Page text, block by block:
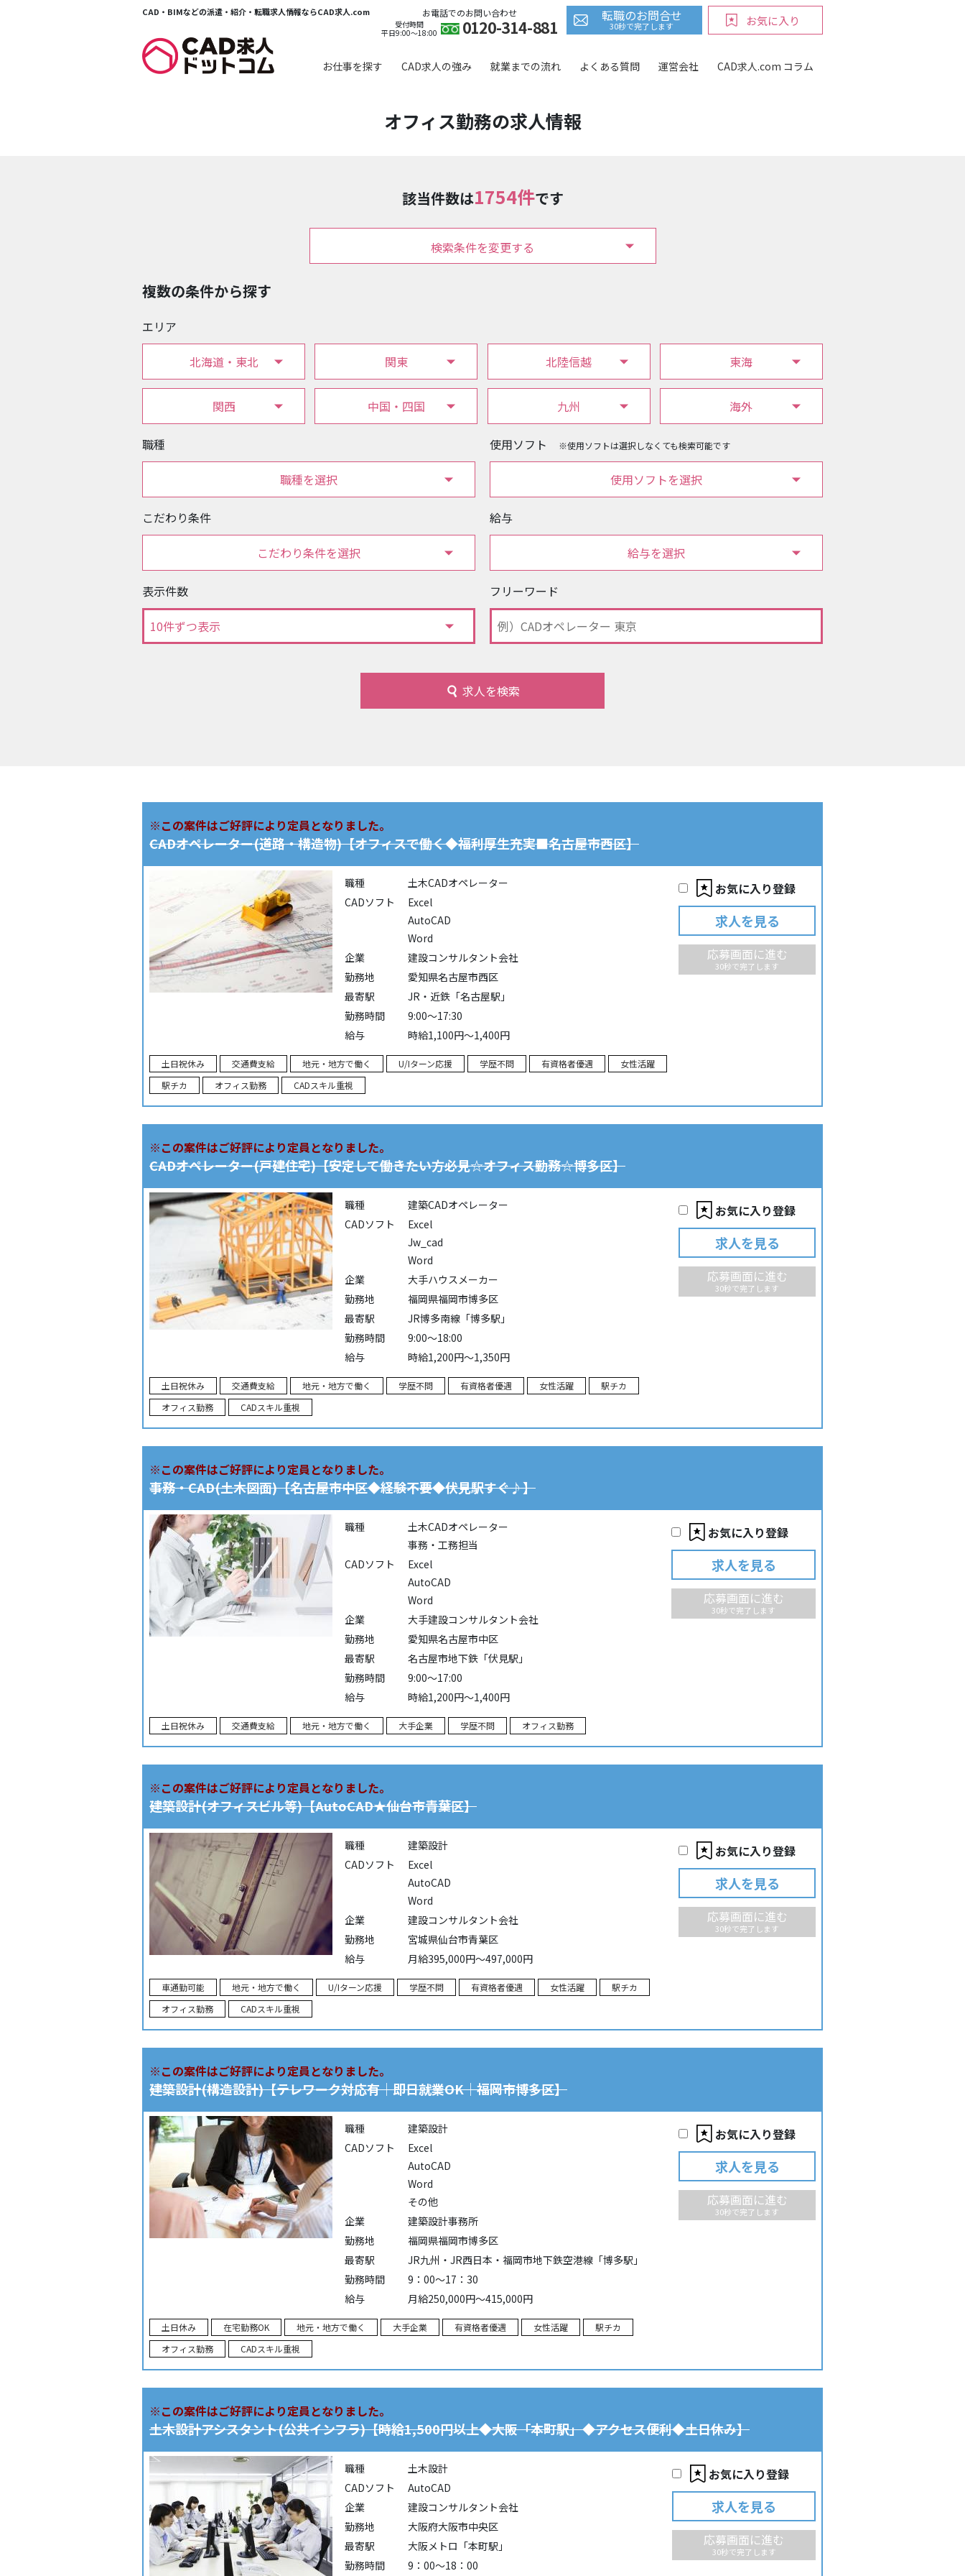
CAD・BIMなどの派遣・紹介・転職求人情報ならCAD求人.com お電話でのお問い合わせ
受付時間
平日9:00〜18:00
0120-314-881
転職のお問合せ
30秒で完了します お気に入り
お仕事を探す CAD求人の強み 就業までの流れ よくある質問 運営会社 CAD求人.com コラム
オフィス勤務の求人情報
該当件数は1754件です
検索条件を変更する
複数の条件から探す
エリア
北海道・東北 関東 北陸信越 東海
関西 中国・四国 九州 海外
職種
職種を選択
使用ソフト ※使用ソフトは選択しなくても検索可能です
使用ソフトを選択
こだわり条件
こだわり条件を選択
給与
給与を選択
表示件数 フリーワード
求人を検索
※この案件はご好評により定員となりました。
CADオペレーター(道路・構造物)【オフィスで働く◆福利厚生充実■名古屋市西区】
職種
土木CADオペレーター
CADソフト
Excel
AutoCAD
Word
企業
建設コンサルタント会社
勤務地
愛知県名古屋市西区
最寄駅
JR・近鉄「名古屋駅」
勤務時間
9:00～17:30
給与
時給1,100円～1,400円
土日祝休み 交通費支給 地元・地方で働く U/Iターン応援 学歴不問 有資格者優遇
女性活躍
駅チカ
オフィス勤務 CADスキル重視
お気に入り登録
求人を見る
応募画面に進む
30秒で完了します
※この案件はご好評により定員となりました。
CADオペレーター(戸建住宅)【安定して働きたい方必見☆オフィス勤務☆博多区】
職種
建築CADオペレーター
CADソフト
Excel
Jw_cad
Word
企業
大手ハウスメーカー
勤務地
福岡県福岡市博多区
最寄駅
JR博多南線「博多駅」
勤務時間
9:00～18:00
給与
時給1,200円～1,350円
土日祝休み 交通費支給 地元・地方で働く 学歴不問 有資格者優遇 女性活躍
駅チカ
オフィス勤務
CADスキル重視
お気に入り登録
求人を見る
応募画面に進む
30秒で完了します
※この案件はご好評により定員となりました。
事務・CAD(土木図面)【名古屋市中区◆経験不要◆伏見駅すぐ♪】
職種
土木CADオペレーター
事務・工務担当
CADソフト
Excel
AutoCAD
Word
企業
大手建設コンサルタント会社
勤務地
愛知県名古屋市中区
最寄駅
名古屋市地下鉄「伏見駅」
勤務時間
9:00～17:00
給与
時給1,200円～1,400円
土日祝休み 交通費支給 地元・地方で働く 大手企業 学歴不問 オフィス勤務
お気に入り登録
求人を見る
応募画面に進む
30秒で完了します
※この案件はご好評により定員となりました。
建築設計(オフィスビル等)【AutoCAD★仙台市青葉区】
職種
建築設計
CADソフト
Excel
AutoCAD
Word
企業
建設コンサルタント会社
勤務地
宮城県仙台市青葉区
給与
月給395,000円～497,000円
車通勤可能 地元・地方で働く U/Iターン応援 学歴不問 有資格者優遇 女性活躍
駅チカ
オフィス勤務
CADスキル重視
お気に入り登録
求人を見る
応募画面に進む
30秒で完了します
※この案件はご好評により定員となりました。
建築設計(構造設計)【テレワーク対応有｜即日就業OK｜福岡市博多区】
職種
建築設計
CADソフト
Excel
AutoCAD
Word
その他
企業
建築設計事務所
勤務地
福岡県福岡市博多区
最寄駅
JR九州・JR西日本・福岡市地下鉄空港線「博多駅」
勤務時間
9：00～17：30
給与
月給250,000円～415,000円
土日休み 在宅勤務OK 地元・地方で働く 大手企業 有資格者優遇 女性活躍
駅チカ
オフィス勤務
CADスキル重視
お気に入り登録
求人を見る
応募画面に進む
30秒で完了します
※この案件はご好評により定員となりました。
土木設計アシスタント(公共インフラ)【時給1,500円以上◆大阪「本町駅」◆アクセス便利◆土日休み】
職種
土木設計
CADソフト
AutoCAD
企業
建設コンサルタント会社
勤務地
大阪府大阪市中央区
最寄駅
大阪メトロ「本町駅」
勤務時間
9：00～18：00
お気に入り登録
求人を見る
応募画面に進む
30秒で完了します